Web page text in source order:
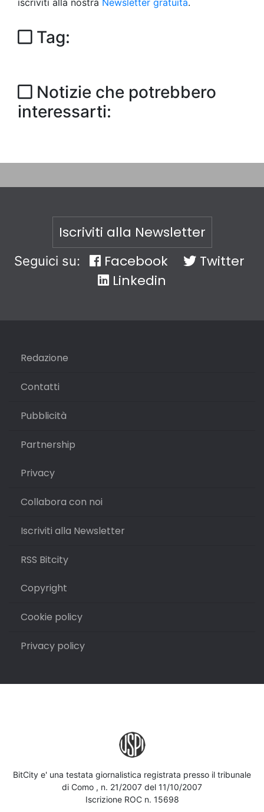
iscriviti alla nostra Newsletter gratuita.
Tag:
Notizie che potrebbero
interessarti:
Iscriviti alla Newsletter
Seguici su: Facebook
Twitter
Linkedin
Redazione
Contatti
Pubblicità
Partnership
Privacy
Collabora con noi
Iscriviti alla Newsletter
RSS Bitcity
Copyright
Cookie policy
Privacy policy
BitCity e' una testata giornalistica registrata presso il tribunale
di Como , n. 21/2007 del 11/10/2007
Iscrizione ROC n. 15698